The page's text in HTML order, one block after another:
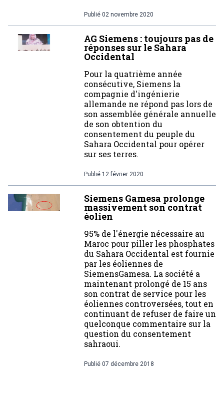
Publié 02 novembre 2020
AG Siemens : toujours pas de
réponses sur le Sahara
Occidental
Pour la quatrième année
consécutive, Siemens la
compagnie d'ingénierie
allemande ne répond pas lors de
son assemblée générale annuelle
de son obtention du
consentement du peuple du
Sahara Occidental pour opérer
sur ses terres.
Publié 12 février 2020
Siemens Gamesa prolonge
massivement son contrat
éolien
95% de l'énergie nécessaire au
Maroc pour piller les phosphates
du Sahara Occidental est fournie
par les éoliennes de
SiemensGamesa. La société a
maintenant prolongé de 15 ans
son contrat de service pour les
éoliennes controversées, tout en
continuant de refuser de faire un
quelconque commentaire sur la
question du consentement
sahraoui.
Publié 07 décembre 2018